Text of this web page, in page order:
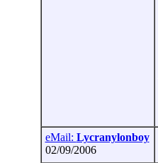
eMail: Lycranylonboy
02/09/2006